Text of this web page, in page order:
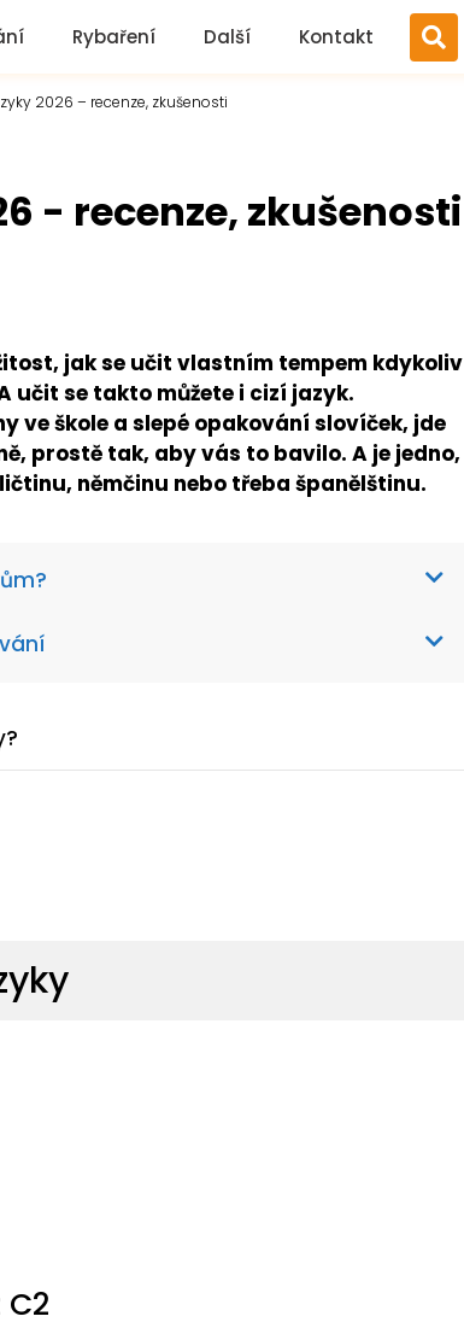
Rybaření Další Kontakt
2026 – recenze, zkušenosti
- recenze, zkušenosti
jak se učit vlastním tempem kdykoliv
učit se takto můžete i cizí jazyk.
ve škole a slepé opakování slovíček, jde
prostě tak, aby vás to bavilo. A je jedno,
němčinu nebo třeba španělštinu.